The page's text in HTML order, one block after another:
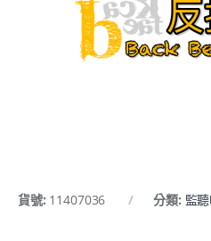
貨號: 11407036 分類: 監